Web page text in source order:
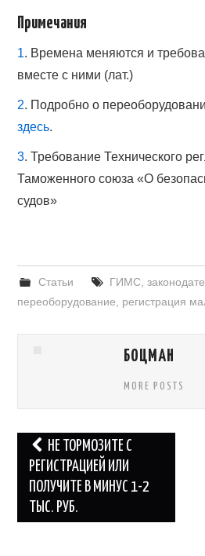
Примечания
1. Времена меняются и
вместе с ними (лат.)
2. Подробно о
здесь.
3. Требование Технического
Таможенного союза «О
судов»
Статьи ГИМС,
переоборудование, регистрация
БОЦМАН
MORE POSTS
Навигация
по
записям
НЕ ТОРМОЗИТЕ С
РЕГИСТРАЦИЕЙ ИЛИ
ПОЛУЧИТЕ В МИНУС 1-2
ТЫС. РУБ.